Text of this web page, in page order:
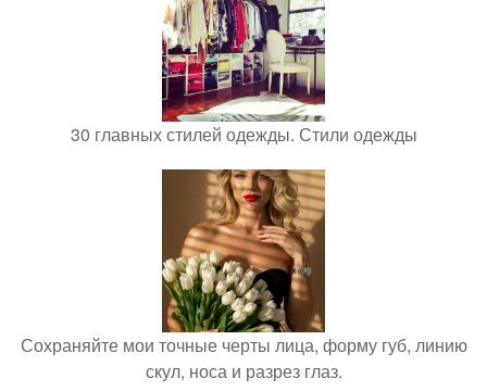
30 главных стилей одежды. Стили одежды
Сохраняйте мои точные черты лица, форму губ, линию
скул, носа и разрез глаз.